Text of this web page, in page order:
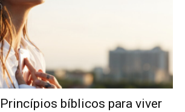
bíblicos para viver